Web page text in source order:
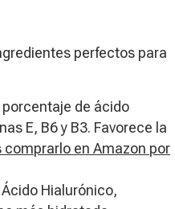
perfectos para
de ácido
E, B6 y B3. Favorece la
comprarlo en Amazon por
Hialurónico,